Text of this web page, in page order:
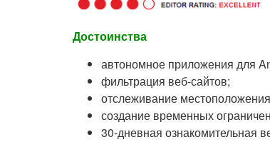
Достоинства
автономное приложения для
фильтрация веб-сайтов;
отслеживание
создание временных
30-дневная ознакомительная